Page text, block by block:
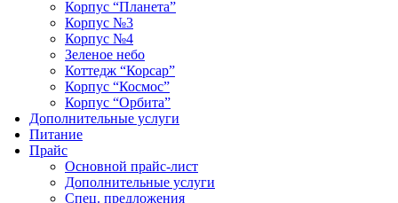
Корпус “Планета”
Корпус №3
Корпус №4
Зеленое небо
Коттедж “Корсар”
Корпус “Космос”
Корпус “Орбита”
Дополнительные услуги
Питание
Прайс
Основной прайс-лист
Дополнительные услуги
Спец. предложения